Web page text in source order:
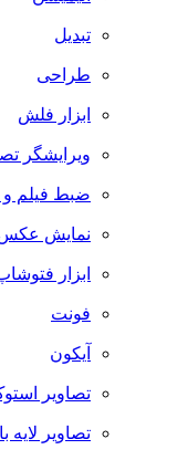
تبدیل
طراحی
ابزار فلش
ویرایشگر تصویر
ضبط فيلم و عكس
نمایش عکس
ابزار فتوشاپ
فونت
آیکون
تصاویر استوک
تصاویر لایه باز